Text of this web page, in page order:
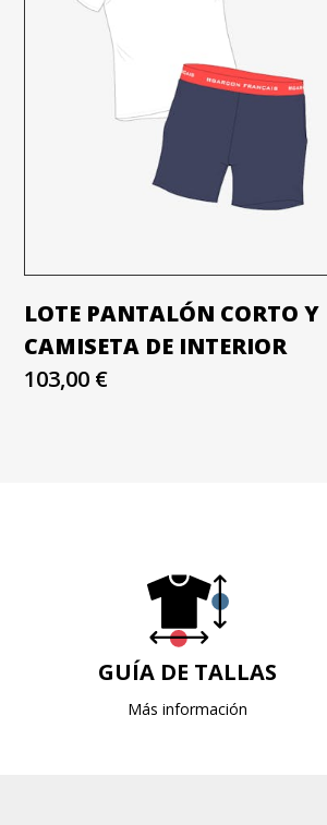
LOTE PANTALÓN CORTO Y
CAMISETA DE INTERIOR
103,00 €
GUÍA DE TALLAS
Más información